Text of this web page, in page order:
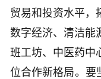
贸易和投资水平，
数字经济、清洁能
班工坊、中医药中
位合作新格局。要